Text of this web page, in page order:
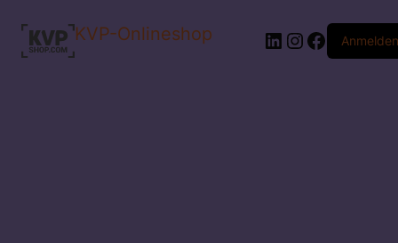
KVP-Onlineshop LinkedIn
Instagram
Anmelden